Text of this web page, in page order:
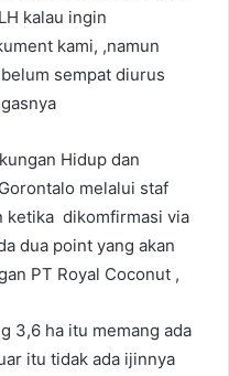
kalau ingin
kami, ,namun
sempat diurus
Hidup dan
melalui staf
ketika dikomfirmasi via
dua point yang akan
PT Royal Coconut ,
3,6 ha itu memang ada
itu tidak ada ijinnya